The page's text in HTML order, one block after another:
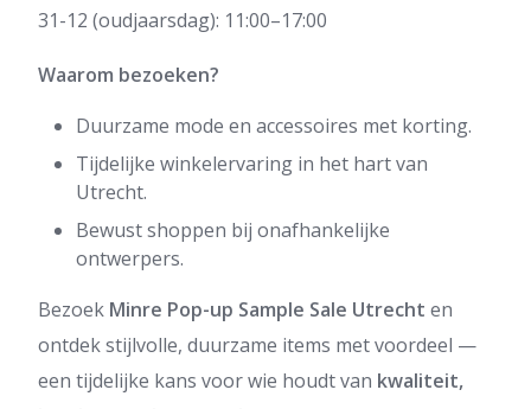
31-12 (oudjaarsdag): 11:00–17:00
Waarom bezoeken?
Duurzame mode en accessoires met korting.
Tijdelijke winkelervaring in het hart van
Utrecht.
Bewust shoppen bij onafhankelijke
ontwerpers.
Bezoek Minre Pop-up Sample Sale Utrecht en
ontdek stijlvolle, duurzame items met voordeel —
een tijdelijke kans voor wie houdt van kwaliteit,